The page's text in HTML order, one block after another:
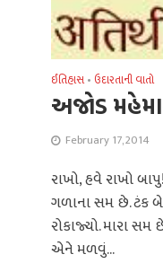
ઈતિહાસ • ઉદારતાની વાતો
અજોડ
February 17, 2014
રાખો, હવે રાખો
ગળાના સમ છે. ટંક
રોકાજ્યો. મારા સમ
એને મળવું...